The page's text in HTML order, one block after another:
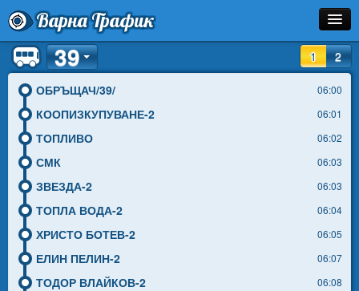
Варна Трафик
Спирка
Линия
Разписание
Инфо
1 2
39
ОБРЪЩАЧ/39/ 06:00
КООПИЗКУПУВАНЕ-2 06:01
ТОПЛИВО 06:02
СМК 06:03
ЗВЕЗДА-2 06:03
ТОПЛА ВОДА-2 06:04
ХРИСТО БОТЕВ-2 06:05
ЕЛИН ПЕЛИН-2 06:07
ТОДОР ВЛАЙКОВ-2 06:08